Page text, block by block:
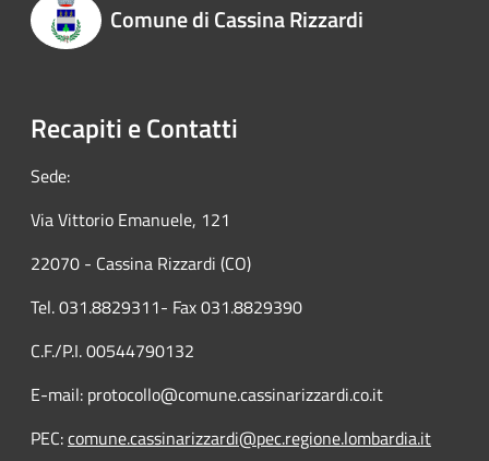
Comune di Cassina Rizzardi
Recapiti e Contatti
Sede:
Via Vittorio Emanuele, 121
22070 - Cassina Rizzardi (CO)
Tel. 031.8829311- Fax 031.8829390
C.F./P.I. 00544790132
E-mail: protocollo@comune.cassinarizzardi.co.it
PEC:comune.cassinarizzardi@pec.regione.lombardia.it